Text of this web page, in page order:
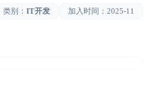
类别： IT开发 加入时间： 2025-11